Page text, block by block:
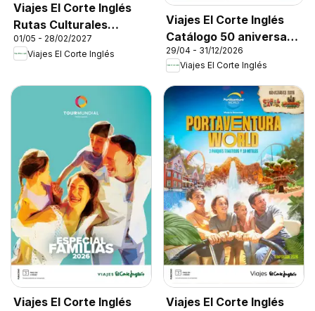
Viajes El Corte Inglés
Rutas Culturales
Cantabria
01/05 - 28/02/2027
Viajes El Corte Inglés
Viajes El Corte Inglés
Catálogo 50 aniversario
Tourmundial
29/04 - 31/12/2026
Viajes El Corte Inglés
Viajes El Corte Inglés Viajes El Corte Inglés